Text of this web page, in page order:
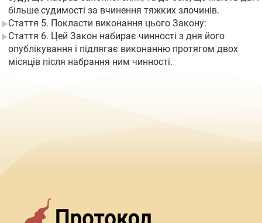
більше судимості за вчинення тяжких злочинів.
Стаття 5. Покласти виконання цього Закону:
Стаття 6. Цей Закон набирає чинності з дня його
опублікування і підлягає виконанню протягом двох
місяців після набрання ним чинності.